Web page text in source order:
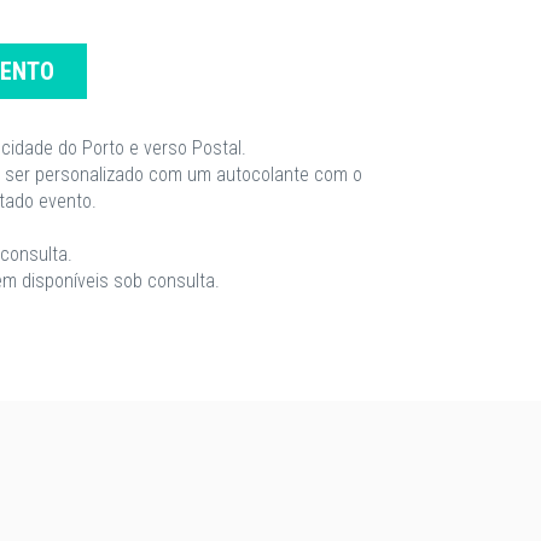
do Porto e verso Postal.
ser personalizado com um autocolante com o
evento.
disponíveis sob consulta.